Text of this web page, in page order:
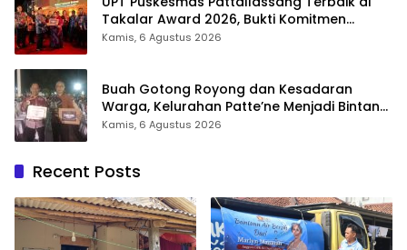
Takalar Award 2026, Bukti Komitmen
Hadirkan Pelayanan Kesehatan Berkualitas
Kamis, 6 Agustus 2026
Buah Gotong Royong dan Kesadaran
Warga, Kelurahan Patte’ne Menjadi Bintang
Takalar Award 2026
Kamis, 6 Agustus 2026
Recent Posts